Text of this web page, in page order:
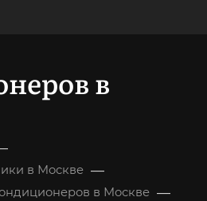
в
в Москве —
в Москве —